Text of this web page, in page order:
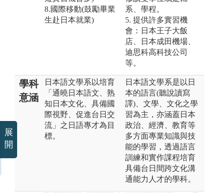
8.國際移動(鼓勵畢業
生赴日本就業)
系、學程。
5. 提供許多實習機
會：日本王子大飯
店、日本成田機場、
迪思科高科技公司
等。
學科
意涵
日本語文學系以培育
「通曉日本語文、熟
知日本文化、具備國
際視野、促進台日交
流」之日語專才為目
標。
日本語文學系是以日
本的語言(聽說讀寫
譯)、文學、文化之學
習為主，亦涵蓋日本
政治、經濟、教育等
多方面專業知識與技
能的學習，透過語言
訓練和實作課程培育
具備台日間跨文化溝
通能力人才的學科。
展
開